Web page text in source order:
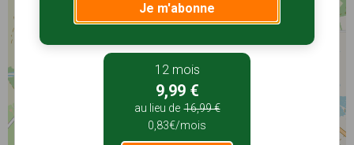
Je m'abonne
12 mois
9,99 €
au lieu de 16,99 €
0,83€/mois